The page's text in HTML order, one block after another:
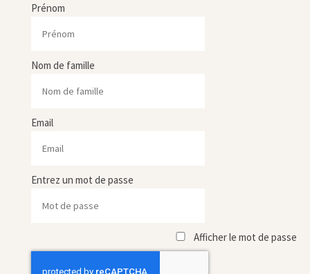
Prénom
Nom de famille
Email
Entrez un mot de passe
Afficher le mot de passe